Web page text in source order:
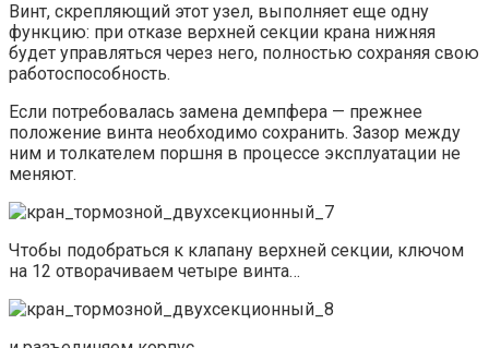
Винт, скрепляющий этот узел, выполняет еще одну
функцию: при отказе верхней секции крана нижняя
будет управляться через него, полностью сохраняя свою
работоспособность.
Если потребовалась замена демпфера — прежнее
положение винта необходимо сохранить. Зазор между
ним и толкателем поршня в процессе эксплуатации не
меняют.
Чтобы подобраться к клапану верхней секции, ключом
на 12 отворачиваем четыре винта…